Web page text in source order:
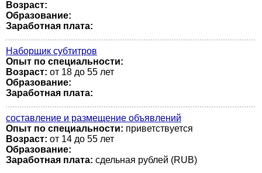
Возраст:
Образование:
Заработная плата:
Наборщик субтитров
Опыт по специальности:
Возраст: от 18 до 55 лет
Образование:
Заработная плата:
составление и размещение объявлений
Опыт по специальности: приветствуется
Возраст: от 14 до 55 лет
Образование:
Заработная плата: сдельная рублей (RUB)